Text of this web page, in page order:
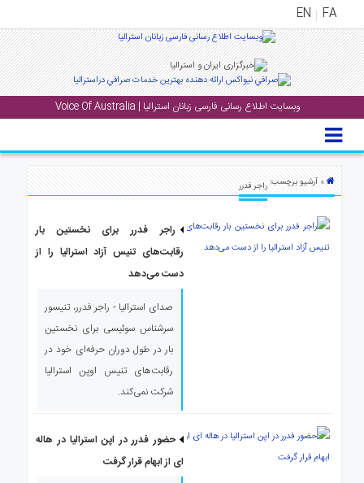
FA
EN
وبسایت اطلاع رسانی فارسی زبانان استرالیا | Voice Of Australia
منوی
اصلی
جشن
ارتباط
» آرشیو برچسب:راجر فدرر
راجر فدرر برای نخستین بار
رقابت‌های تنیس آزاد استرالیا را از
دست می‌دهد
صدای استرالیا - راجر فدرر، تنیسور
سرشناس سوئيسی برای نخستین
بار در طول دوران حرفه‌ای خود در
رقابت‌های تنیس اوپن استرالیا
شرکت نمی‌کند.
حضور فدرر در اپن استرالیا در هاله
ای از ابهام قرار گرفت